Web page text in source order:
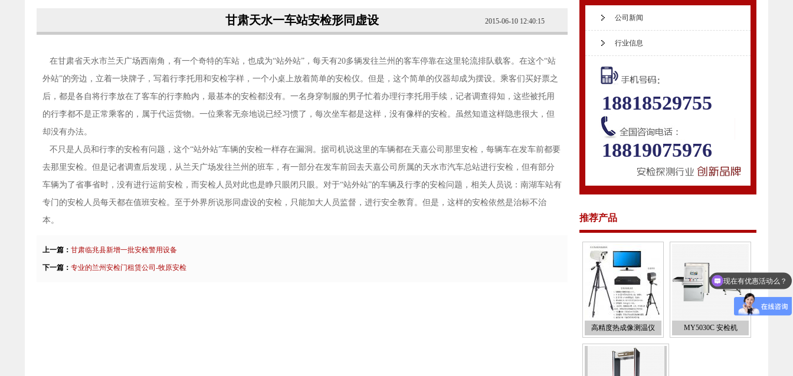
甘肃天水一车站安检形同虚设 2015-06-10 12:40:15
在甘肃省天水市兰天广场西南角，有一个奇特的车站，也成为“站外站”，每天有20多辆发往兰州的客车停靠在这里轮流排队载客。在这个“站
外站”的旁边，立着一块牌子，写着行李托用和安检字样，一个小桌上放着简单的安检仪。但是，这个简单的仪器却成为摆设。乘客们买好票之
后，都是各自将行李放在了客车的行李舱内，最基本的安检都没有。一名身穿制服的男子忙着办理行李托用手续，记者调查得知，这些被托用
的行李都不是正常乘客的，属于代运货物。一位乘客无奈地说已经习惯了，每次坐车都是这样，没有像样的安检。虽然知道这样隐患很大，但
却没有办法。
不只是人员和行李的安检有问题，这个“站外站”车辆的安检一样存在漏洞。据司机说这里的车辆都在天嘉公司那里安检，每辆车在发车前都要
去那里安检。但是记者调查后发现，从兰天广场发往兰州的班车，有一部分在发车前回去天嘉公司所属的天水市汽车总站进行安检，但有部分
车辆为了省事省时，没有进行运前安检，而安检人员对此也是睁只眼闭只眼。对于“站外站”的车辆及行李的安检问题，相关人员说：南湖车站有
专门的安检人员每天都在值班安检。至于外界所说形同虚设的安检，只能加大人员监督，进行安全教育。但是，这样的安检依然是治标不治
本。
上一篇： 甘肃临兆县新增一批安检警用设备
下一篇： 专业的兰州安检门租赁公司-牧原安检
公司新闻
行业信息
18818529755
18819075976
推荐产品
高精度热成像测温仪 MY5030C 安检机
可以介绍下你们的产品么？